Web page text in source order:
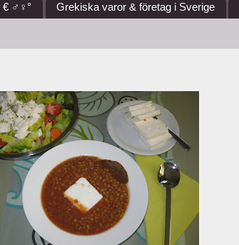
♂♀° Grekiska varor & företag i Sverige